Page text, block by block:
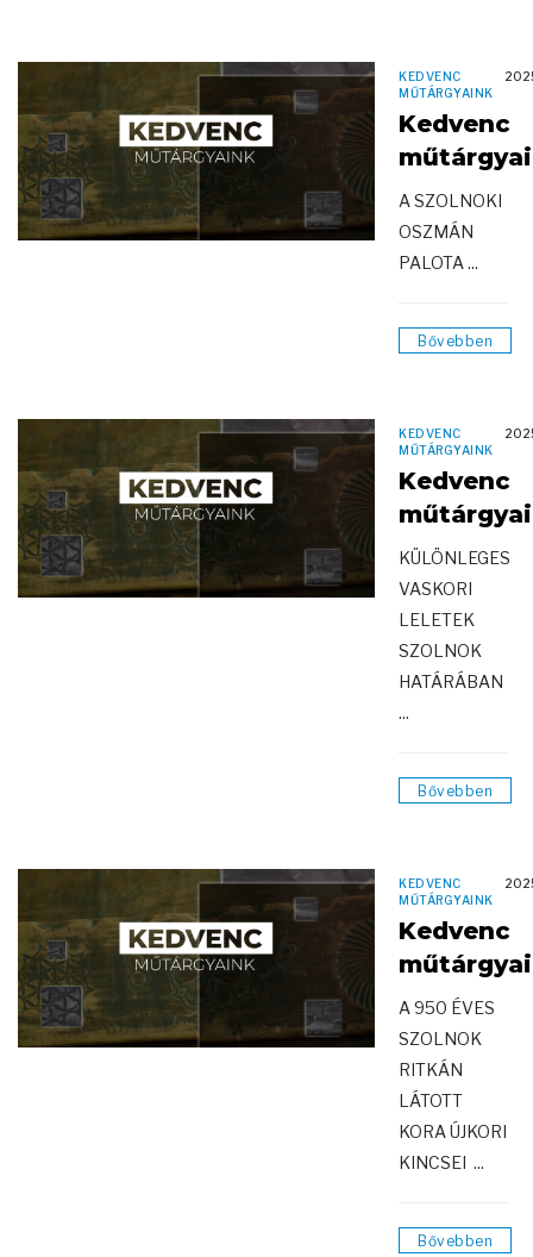
KEDVENC
MŰTÁRGYAINK
Kedvenc
A SZOLNOKI
OSZMÁN
PALOTA ...
Bővebben
KEDVENC
MŰTÁRGYAINK
Kedvenc
KÜLÖNLEGES
VASKORI
LELETEK
SZOLNOK
HATÁRÁBAN
...
Bővebben
KEDVENC
MŰTÁRGYAINK
Kedvenc
A 950 ÉVES
SZOLNOK
RITKÁN
LÁTOTT
KORA ÚJKORI
KINCSEI ...
Bővebben